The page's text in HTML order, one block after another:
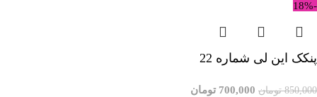
-18%
پنکک این لی شماره 22
850,000 تومان 700,000 تومان